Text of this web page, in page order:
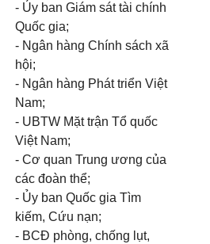
- Ủy ban Giám sát tài chính
Quốc gia;
- Ngân hàng Chính sách xã
hội;
- Ngân hàng Phát triển Việt
Nam;
- UBTW Mặt trận Tổ quốc
Việt Nam;
- Cơ quan Trung ương của
các đoàn thể;
- Ủy ban Quốc gia Tìm
kiếm, Cứu nạn;
- BCĐ phòng, chống lụt,